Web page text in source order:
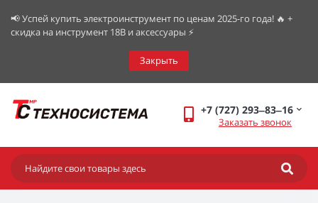
📢 Успей купить электроинструмент по ценам 2025-го года! 🔥 +
скидка на инструмент 18В и аксессуары ⚡️
Закрыть
+7 (727) 293‒83‒16
Заказать звонок